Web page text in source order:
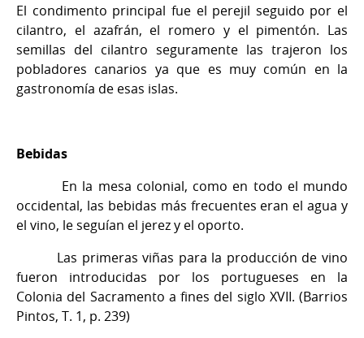
El condimento principal fue el perejil seguido por el
cilantro, el azafrán, el romero y el pimentón. Las
semillas del cilantro seguramente las trajeron los
pobladores canarios ya que es muy común en la
gastronomía de esas islas.
Bebidas
En la mesa colonial, como en todo el mundo
occidental, las bebidas más frecuentes eran el agua y
el vino, le seguían el jerez y el oporto.
Las primeras viñas para la producción de vino
fueron introducidas por los portugueses en la
Colonia del Sacramento a fines del siglo XVII. (Barrios
Pintos, T. 1, p. 239)